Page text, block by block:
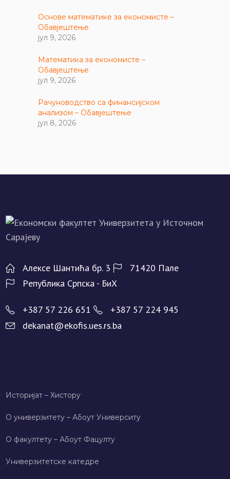
Основе математике за економисте –
Обавјештење
јул 9, 2026
Математика за економисте –
Обавјештење
јул 9, 2026
Рачуноводство са финансијском
анализом – Обавјештење
јул 8, 2026
Алeксe Шантића бр. 3
71420 Палe
Рeпублика Српска - БиХ
+387 57 226 651
+387 57 224 945
dekanat@ekofis.ues.rs.ba
Историјат – Хисторy
О универзитету – Абоут Университy
О факултету – Абоут Фацултy
Универзитетске катедре